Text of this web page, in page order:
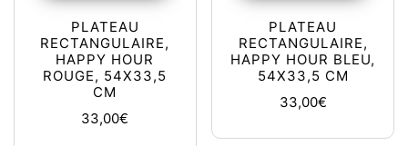
PLATEAU
RECTANGULAIRE,
HAPPY HOUR
ROUGE, 54X33,5
CM
33,00€
PLATEAU
RECTANGULAIRE,
HAPPY HOUR BLEU,
54X33,5 CM
33,00€